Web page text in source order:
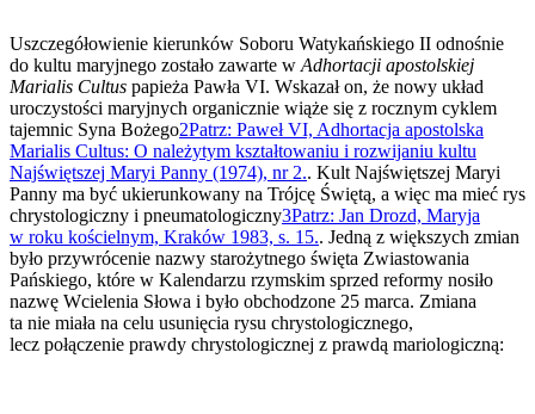
Uszczegółowienie kierunków Soboru Watykańskiego II odnośnie
do kultu maryjnego zostało zawarte wAdhortacji apostolskiej
Marialis Cultus papieża Pawła VI. Wskazał on, że nowy układ
uroczystości maryjnych organicznie wiąże się z rocznym cyklem
tajemnic Syna Bożego2Patrz: Paweł VI, Adhortacja apostolska
Marialis Cultus: O należytym kształtowaniu i rozwijaniu kultu
Najświętszej Maryi Panny (1974), nr 2.. Kult Najświętszej Maryi
Panny ma być ukierunkowany na Trójcę Świętą, a więc ma mieć rys
chrystologiczny i pneumatologiczny3Patrz: Jan Drozd, Maryja
w roku kościelnym, Kraków 1983, s. 15.. Jedną z większych zmian
było przywrócenie nazwy starożytnego święta Zwiastowania
Pańskiego, które w Kalendarzu rzymskim sprzed reformy nosiło
nazwę Wcielenia Słowa i było obchodzone 25 marca. Zmiana
ta nie miała na celu usunięcia rysu chrystologicznego,
lecz połączenie prawdy chrystologicznej z prawdą mariologiczną: